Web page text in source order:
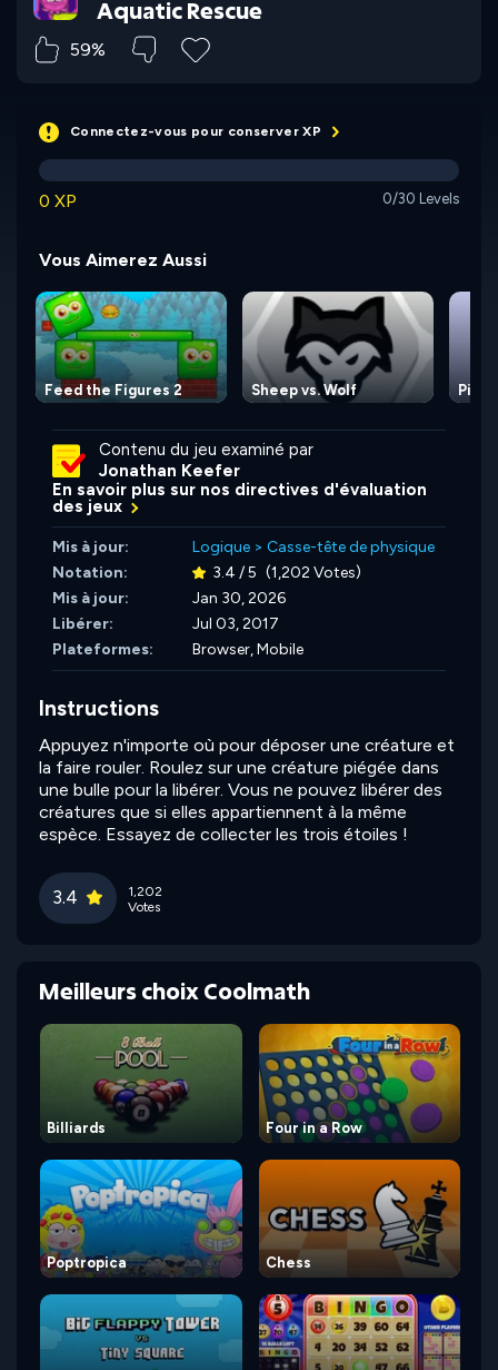
Aquatic Rescue
59%
Connectez-vous pour conserver XP
0 XP 0/30 Levels
Vous Aimerez Aussi
Feed the Figures 2 Sheep vs. Wolf Pipe
Contenu du jeu examiné par
Jonathan Keefer
En savoir plus sur nos directives d'évaluation
des jeux
Mis à jour: Logique > Casse-tête de physique
Notation:
3.4 / 5 (1,202 Votes)
Mis à jour:
Jan 30, 2026
Libérer:
Jul 03, 2017
Plateformes:
Browser, Mobile
Instructions
Appuyez n'importe où pour déposer une créature et
la faire rouler. Roulez sur une créature piégée dans
une bulle pour la libérer. Vous ne pouvez libérer des
créatures que si elles appartiennent à la même
espèce. Essayez de collecter les trois étoiles !
3.4
1,202
Votes
Meilleurs choix Coolmath
Billiards Four in a Row
Poptropica Chess